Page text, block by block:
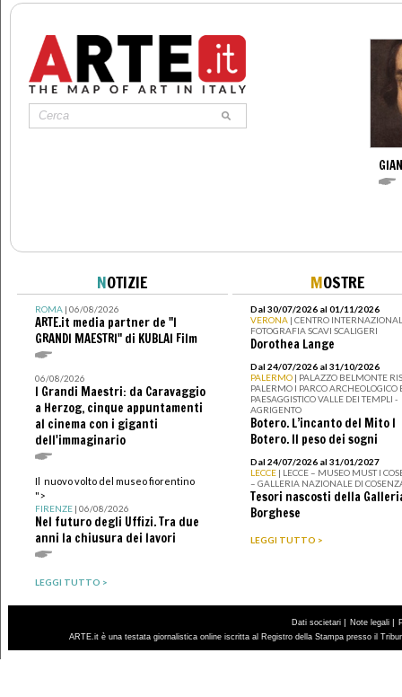
NOTIZIE
ROMA| 06/08/2026
ARTE.it media partner de "I
GRANDI MAESTRI" di KUBLAI Film
06/08/2026
I Grandi Maestri: da Caravaggio
a Herzog, cinque appuntamenti
al cinema con i giganti
dell'immaginario
Il nuovo volto del museo fiorentino
">
FIRENZE| 06/08/2026
Nel futuro degli Uffizi. Tra due
anni la chiusura dei lavori
LEGGI TUTTO >
MOSTRE
Dal 30/07/2026 al 01/11/2026
VERONA | CENTRO
FOTOGRAFIA SCAVI SCALIGERI
Dorothea Lange
Dal 24/07/2026 al 31/10/2026
PALERMO | PALAZZO BELMONTE
PALERMO I PARCO ARCHEOLOGICO
PAESAGGISTICO VALLE DEI TEMPLI -
AGRIGENTO
Botero. L’incanto del Mito I
Botero. Il peso dei sogni
Dal 24/07/2026 al 31/01/2027
LECCE | LECCE – MUSEO MUST I
– GALLERIA NAZIONALE DI
Tesori nascosti della
Borghese
LEGGI TUTTO >
Dati societari | Note legali |
ARTE.it è una testata giornalistica online iscritta al Registro della Stampa presso il